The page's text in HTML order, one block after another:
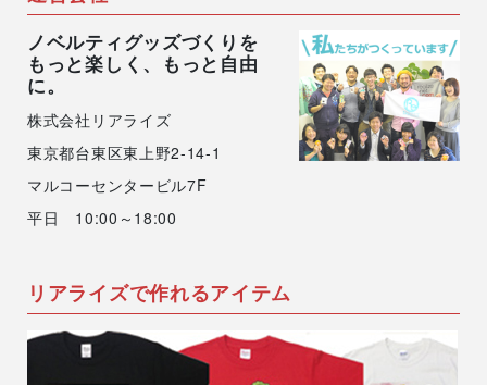
ノベルティグッズづくりを
もっと楽しく、もっと自由
に。
株式会社リアライズ
東京都台東区東上野2-14-1
マルコーセンタービル7F
平日 10:00～18:00
リアライズで作れるアイテム